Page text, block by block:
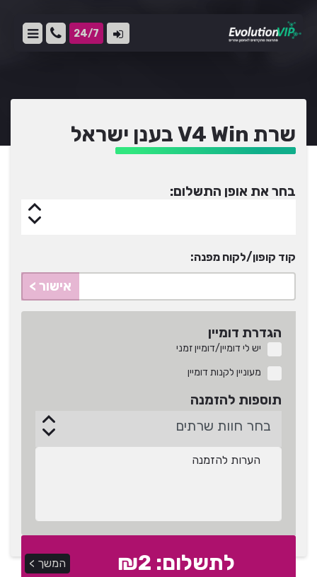
24/7
שרת V4 Win בענן ישראל
בחר את אופן התשלום:
קוד קופון/לקוח מפנה:
אישור >
הגדרת דומיין
יש לי דומיין/דומיין זמני
מעוניין לקנות דומיין
תוספות להזמנה
לתשלום: ₪ 2 המשך >